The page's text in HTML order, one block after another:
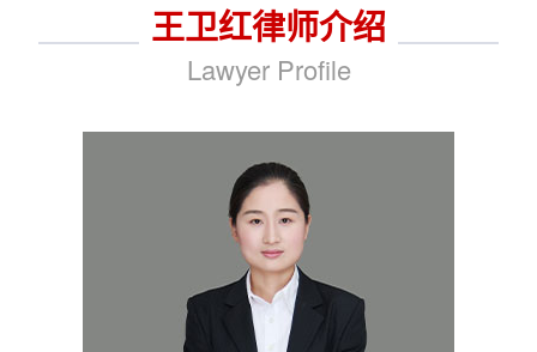
王卫红律师介绍
Lawyer Profile